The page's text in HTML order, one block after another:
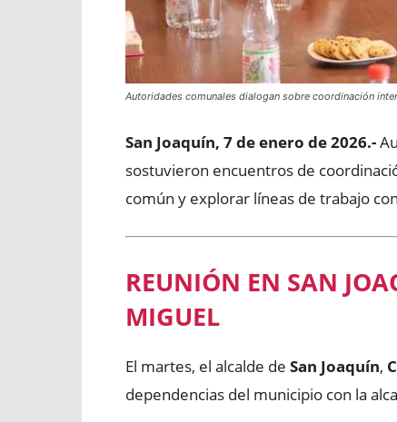
Autoridades comunales dialogan sobre coordinación
San Joaquín, 7 de enero de 2026.-
sostuvieron encuentros de
común y explorar líneas de trabajo
REUNIÓN EN SAN
MIGUEL
El martes, el alcalde de San Joaquín,
dependencias del municipio con la